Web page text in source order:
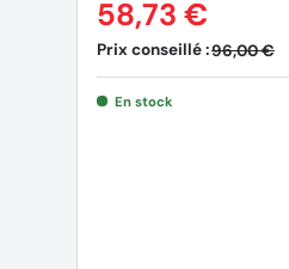
Produit livré avec un
Sans batterie ni chargeur
Prix conseillé :96,00 €
58,73 €
En stock